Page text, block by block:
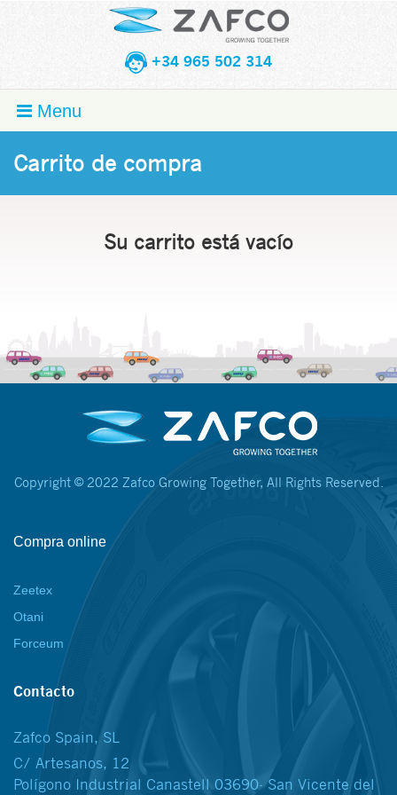
+34 965 502 314
Menu
Carrito de compra
Su carrito está vacío
Copyright © 2022 Zafco Growing Together, All Rights Reserved.
Compra online
Zeetex
Otani
Forceum
Contacto
Zafco Spain, SL
C/ Artesanos, 12
Polígono Industrial Canastell 03690- San Vicente del